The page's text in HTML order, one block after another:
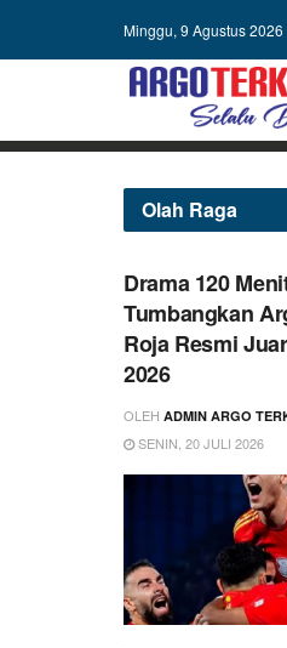
Minggu, 9 Agustus 2026
Olah Raga
Drama 120
Tumbangkan
Roja Resmi
2026
OLEH ADMIN ARGO
SENIN, 20 JULI 2026